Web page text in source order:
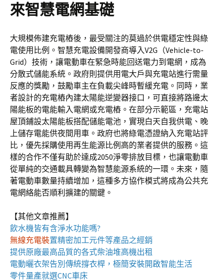
來智慧電網基礎
大規模佈建充電樁後，最受關注的莫過於供電穩定性與綠
電使用比例。智慧充電設備開發商導入V2G（Vehicle-to-
Grid）技術，讓電動車在緊急時能回送電力到電網，成為
分散式儲能系統。政府則提供用電大戶與充電站進行需量
反應的獎勵，鼓勵車主在負載尖峰時暫緩充電。同時，業
者設計的充電樁內建太陽能逆變器接口，可直接將路邊太
陽能板的電能輸入電網或充電樁。在部分示範區，充電站
屋頂鋪設太陽能板搭配儲能電池，實現白天自我供電、晚
上儲存電能供夜間用車。政府也將綠電憑證納入充電站評
比，優先採購使用再生能源比例高的業者提供的服務。這
樣的合作不僅有助於達成2050淨零排放目標，也讓電動車
從單純的交通載具轉變為智慧能源系統的一環。未來，隨
著電動車數量持續增加，這種多方協作模式將成為公共充
電網絡能否順利擴建的關鍵。
【其他文章推薦】
飲水機皆有含淨水功能嗎?
無線充電裝置精密加工元件等產品之經銷
提供原廠最高品質的各式柴油堆高機出租
電動曬衣架告別傳統撐衣桿，極簡安裝開啟智能生活
零件量產就選CNC車床